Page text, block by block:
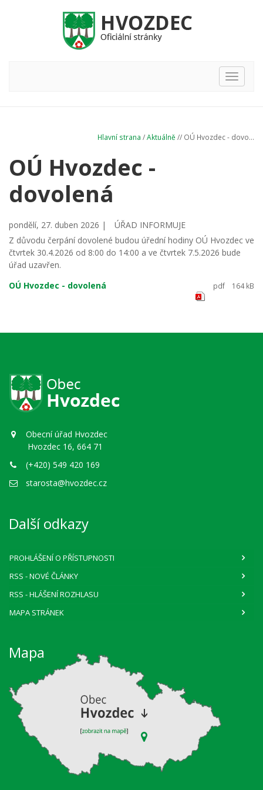
Hlavní
nabídka
Hlavní strana /Aktuálně // OÚ Hvozdec - dovo...
OÚ Hvozdec -
dovolená
pondělí, 27. duben 2026 |
ÚŘAD INFORMUJE
Z důvodu čerpání dovolené budou úřední hodiny OÚ Hvozdec ve
čtvrtek 30.4.2026 od 8:00 do 14:00 a ve čtvrtek 7.5.2026 bude
úřad uzavřen.
OÚ Hvozdec - dovolená
pdf 164 kB
Obecní úřad Hvozdec
Hvozdec 16, 664 71
(+420) 549 420 169
starosta@hvozdec.cz
Další odkazy
PROHLÁŠENÍ O PŘÍSTUPNOSTI
RSS - NOVÉ ČLÁNKY
RSS - HLÁŠENÍ ROZHLASU
MAPA STRÁNEK
Mapa